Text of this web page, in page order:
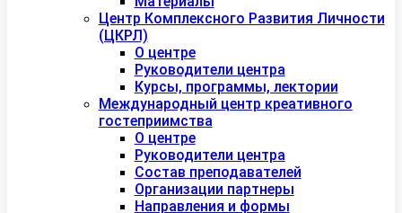
Центр Комплексного Развития Личности
(ЦКРЛ)
О центре
Руководители центра
Курсы, программы, лектории
Международный центр креативного
гостеприимства
О центре
Руководители центра
Состав преподавателей
Организации партнеры
Направления и формы